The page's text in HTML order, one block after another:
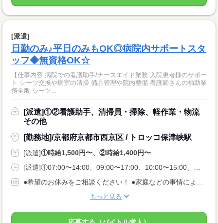
[派遣]
日勤のみ♪平日のみもOK◎病院内サポートスタ
ッフ◆無資格OK☆
【仕事内容 病院での看護助手/ナースエイド業務 入院患者様のサポー
ト シーツ交換や病室の清掃 備品管理や院内整備 看護師さんの補助業
務全般 シーツ...
[派遣]①②看護助手、清掃員・掃除、軽作業・物流
その他
[勤務地]/京都府京都市西京区 / トロッコ保津峡駅
[派遣]①時給1,500円〜、②時給1,400円〜
もっと見る